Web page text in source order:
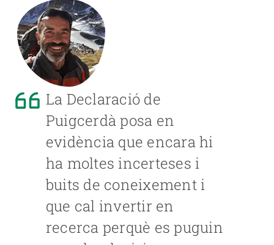
La Declaració de
Puigcerdà posa en
evidència que encara hi
ha moltes incerteses i
buits de coneixement i
que cal invertir en
recerca perquè es puguin